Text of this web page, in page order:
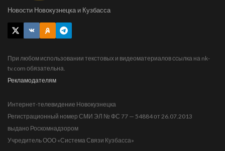
Новости Новокузнецка и Кузбасса
При любом использовании текстовых и видеоматериалов ссылка на nk-
tv.com обязательна.
Рекламодателям
Интернет-телевидение Новокузнецка
Регистрационный номер СМИ ЭЛ № ФС 77 — 54884 от 26.07.2013
выдано Роскомнадзором
Учредитель ООО «Система Связи Кузбасса»